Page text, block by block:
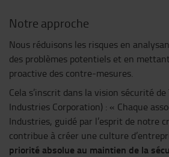
Notre approche
Nous réduisons les risques en
des problèmes potentiels et en
proactive des contre-mesures.
Cela s’inscrit dans la vision sécurité de
Industries Corporation) : « Chaque
Industries, guidé par l’esprit de notre
contribue à créer une culture
priorité absolue au maintien de la